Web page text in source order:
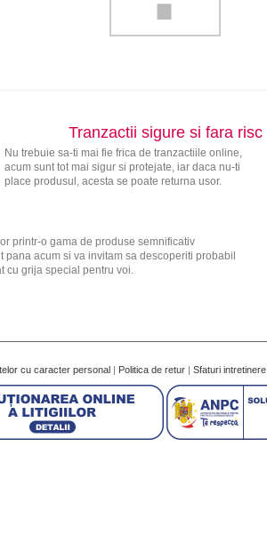
Tranzactii sigure si fara risc
Nu trebuie sa-ti mai fie frica de tranzactiile online,
acum sunt tot mai sigur si protejate, iar daca nu-ti
place produsul, acesta se poate returna usor.
printr-o gama de produse semnificativ
acum si va invitam sa descoperiti probabil
cu grija special pentru voi.
cu caracter personal | Politica de retur | Sfaturi intretinere